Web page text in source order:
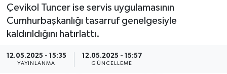
Çevikol Tuncer ise servis uygulamasının
Cumhurbaşkanlığı tasarruf genelgesiyle
kaldırıldığını hatırlattı.
12.05.2025 - 15:35
YAYINLANMA
12.05.2025 - 15:57
GÜNCELLEME
Dünya
Eğitim
Sağlık